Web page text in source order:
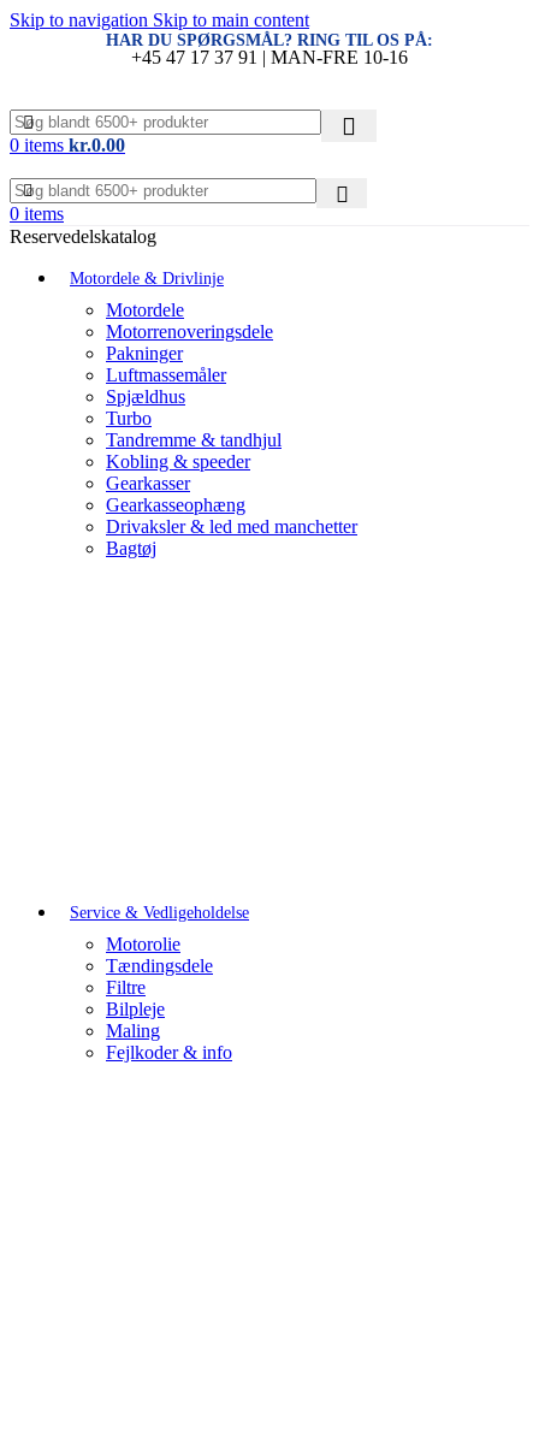
Skip to navigation Skip to main content
HAR DU SPØRGSMÅL? RING TIL OS PÅ:
+45 47 17 37 91 | MAN-FRE 10-16
0 items kr.0.00
0 items
Reservedelskatalog
Motordele & Drivlinje
Motordele
Motorrenoveringsdele
Pakninger
Luftmassemåler
Spjældhus
Turbo
Tandremme & tandhjul
Kobling & speeder
Gearkasser
Gearkasseophæng
Drivaksler & led med manchetter
Bagtøj
Service & Vedligeholdelse
Motorolie
Tændingsdele
Filtre
Bilpleje
Maling
Fejlkoder & info